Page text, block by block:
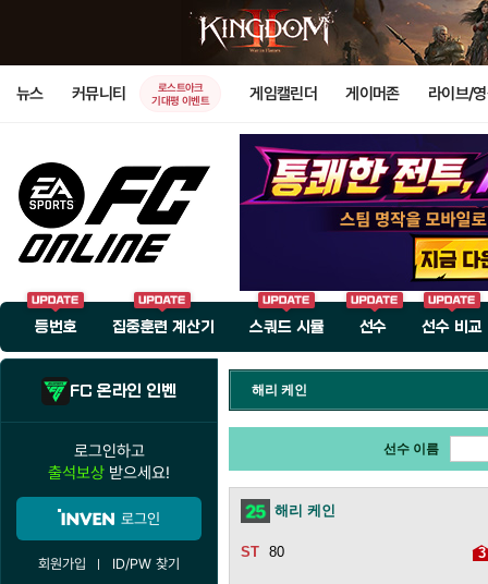
뉴스 커뮤니티
로스트아크
기대평 이벤트
게임캘린더 게이머존 라이브/
등번호 집중훈련 계산기 스쿼드 시뮬 선수 선수 비교
FC 온라인 인벤
로그인하고
출석보상 받으세요!
로그인
회원가입 ID/PW 찾기
해리 케인
선수 이름
해리 케인
80 3